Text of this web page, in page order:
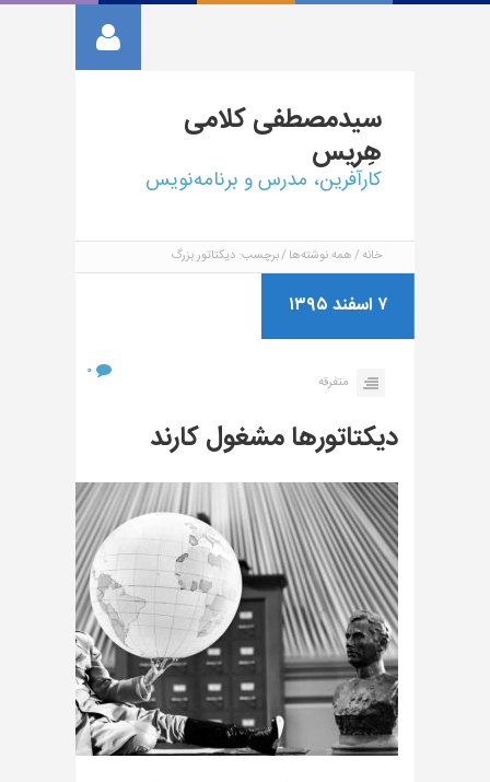
سیدمصطفیکلامی
هِریس
کارآفرین، مدرس و برنامه‌نویس
خانه همه نوشته‌ها برچسب: دیکتاتور بزرگ
۷ اسفند ۱۳۹۵
متفرقه
۰
دیکتاتورها مشغول کارند